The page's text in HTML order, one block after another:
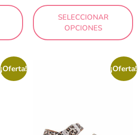
SELECCIONAR
OPCIONES
¡Oferta! ¡Oferta!